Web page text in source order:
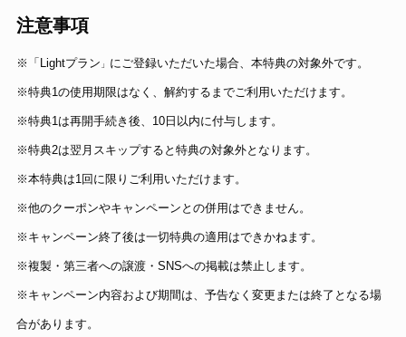
注意事項
※「Lightプラン 」 にご登録いただいた場合、本特典の対象外です。
※特典1の使用期限はなく、解約するまでご利用いただけます。
※特典1は再開手続き後、10日以内に付与します。
※特典2は翌月スキップすると特典の対象外となります。
※本特典は1回に限りご利用いただけます。
※他のクーポンやキャンペーンとの併用はできません。
※キャンペーン終了後は一切特典の適用はできかねます。
※複製・第三者への譲渡・SNSへの掲載は禁止します。
※キャンペーン内容および期間は、予告なく変更または終了となる場
合があります。